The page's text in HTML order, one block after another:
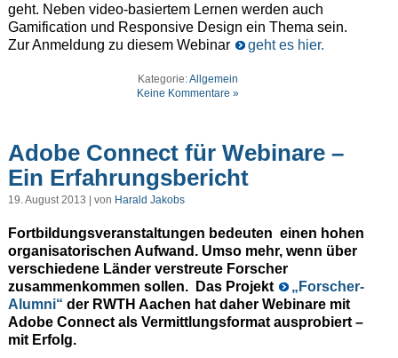
geht. Neben video-basiertem Lernen werden auch
Gamification und Responsive Design ein Thema sein.
Zur Anmeldung zu diesem Webinar
geht es hier.
Kategorie:Allgemein
Keine Kommentare »
Adobe Connect für Webinare –
Ein Erfahrungsbericht
19. August 2013 | von Harald Jakobs
Fortbildungsveranstaltungen bedeuten einen hohen
organisatorischen Aufwand. Umso mehr, wenn über
verschiedene Länder verstreute Forscher
zusammenkommen sollen. Das Projekt
„Forscher-
Alumni“ der RWTH Aachen hat daher Webinare mit
Adobe Connect als Vermittlungsformat ausprobiert –
mit Erfolg.